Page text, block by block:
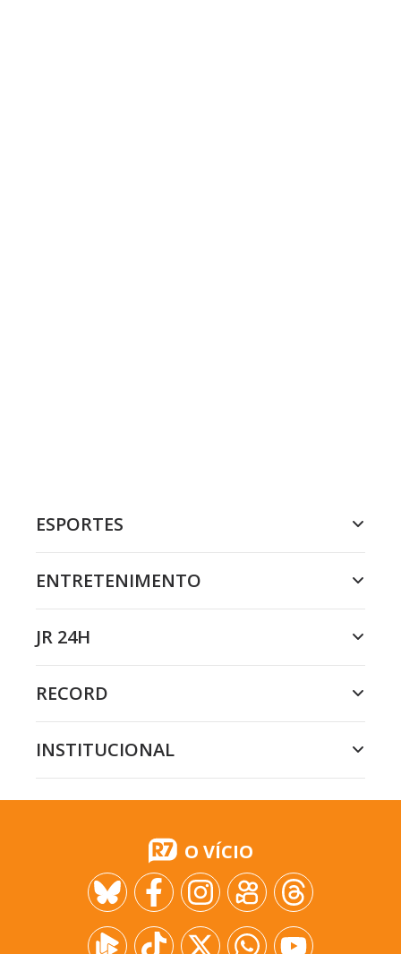
ESPORTES
ENTRETENIMENTO
JR 24H
RECORD
INSTITUCIONAL
O VÍCIO